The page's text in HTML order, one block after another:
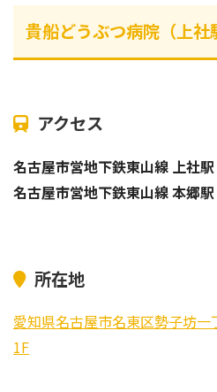
貴船どうぶつ病院（上社
アクセス
名古屋市営地下鉄東山線 上社
名古屋市営地下鉄東山線 本郷
所在地
愛知県名古屋市名東区勢子坊
1F